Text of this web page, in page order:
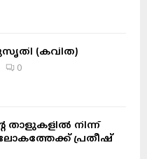
(കവിത)
0
താളുകളിൽ നിന്ന്
പ്രതീഷ്